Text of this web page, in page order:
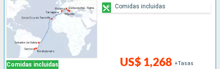
Comidas incluidas US$ 1,268 +Tasas
Comidas incluidas